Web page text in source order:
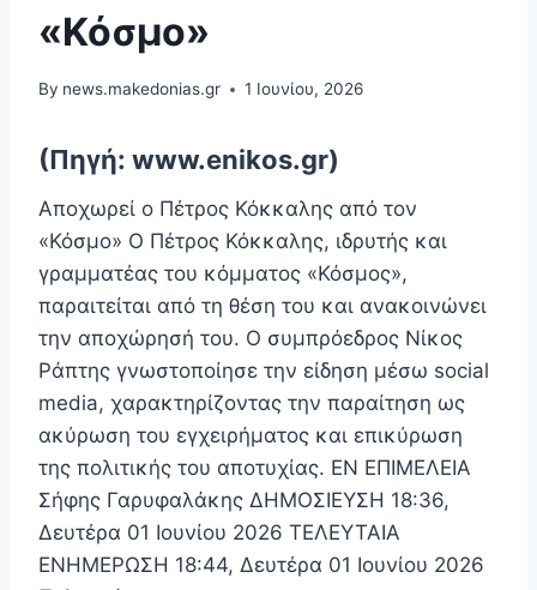
«Κόσμο»
By news.makedonias.gr 1 Ιουνίου, 2026
(Πηγή: www.enikos.gr)
Αποχωρεί ο Πέτρος Κόκκαλης από τον
«Κόσμο» Ο Πέτρος Κόκκαλης, ιδρυτής και
γραμματέας του κόμματος «Κόσμος»,
παραιτείται από τη θέση του και ανακοινώνει
την αποχώρησή του. Ο συμπρόεδρος Νίκος
Ράπτης γνωστοποίησε την είδηση μέσω social
media, χαρακτηρίζοντας την παραίτηση ως
ακύρωση του εγχειρήματος και επικύρωση
της πολιτικής του αποτυχίας. EN ΕΠΙΜΕΛΕΙΑ
Σήφης Γαρυφαλάκης ΔΗΜΟΣΙΕΥΣΗ 18:36,
Δευτέρα 01 Ιουνίου 2026 ΤΕΛΕΥΤΑΙΑ
ΕΝΗΜΕΡΩΣΗ 18:44, Δευτέρα 01 Ιουνίου 2026